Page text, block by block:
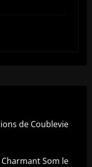
de Coublevie
Som le